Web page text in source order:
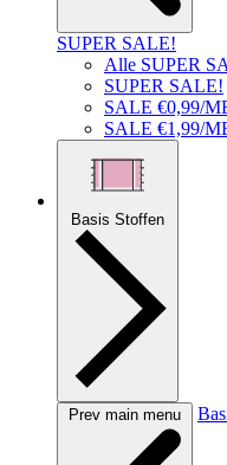
SUPER SALE!
Alle SUPER
SUPER SALE!
SALE €0,99/
SALE €1,99/
Basis Stoffen
Prev main menu